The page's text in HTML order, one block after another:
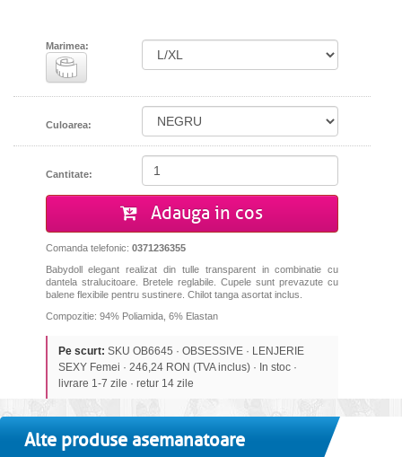
Marimea:
Culoarea:
Cantitate:
Adauga in cos
Comanda telefonic: 0371236355
Babydoll elegant realizat din tulle transparent in combinatie cu
dantela stralucitoare. Bretele reglabile. Cupele sunt prevazute cu
balene flexibile pentru sustinere. Chilot tanga asortat inclus.
Compozitie: 94% Poliamida, 6% Elastan
Pe scurt: SKU OB6645 · OBSESSIVE · LENJERIE
SEXY Femei · 246,24 RON (TVA inclus) · In stoc ·
livrare 1-7 zile · retur 14 zile
Alte produse asemanatoare